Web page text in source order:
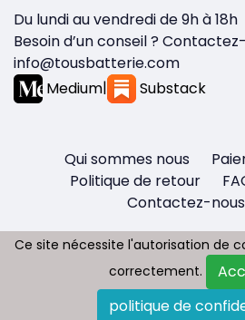
Du lundi au vendredi de 9h à 18h
Besoin d’un conseil ?
info@tousbatterie.com
Medium| Substack
Qui sommes nous
Politique de retour
Contactez-nous
Copyright © 2026 - Tous
Ce site nécessite l'autorisation de
correctement.
politique de
Ce site nécessite l'autorisation de
correctement.
politique de